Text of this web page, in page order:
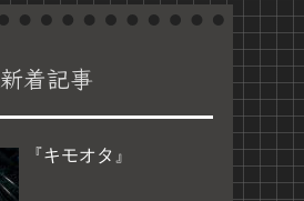
新着記事
『キモオタ』